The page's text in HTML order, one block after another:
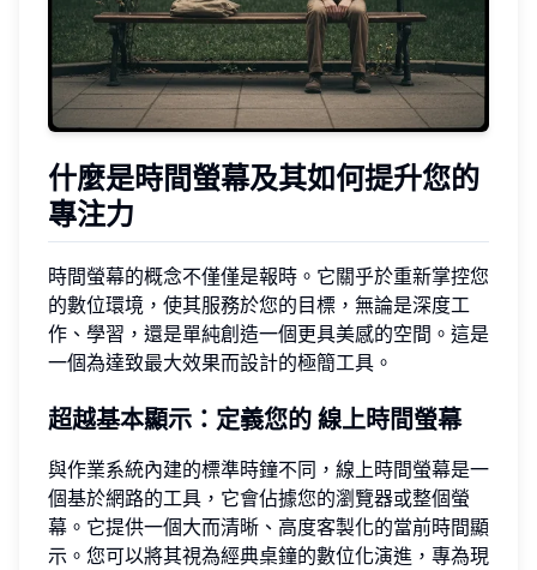
什麼是時間螢幕及其如何提升您的
專注力
時間螢幕的概念不僅僅是報時。它關乎於重新掌控您
的數位環境，使其服務於您的目標，無論是深度工
作、學習，還是單純創造一個更具美感的空間。這是
一個為達致最大效果而設計的極簡工具。
超越基本顯示：定義您的 線上時間螢幕
與作業系統內建的標準時鐘不同，線上時間螢幕是一
個基於網路的工具，它會佔據您的瀏覽器或整個螢
幕。它提供一個大而清晰、高度客製化的當前時間顯
示。您可以將其視為經典桌鐘的數位化演進，專為現